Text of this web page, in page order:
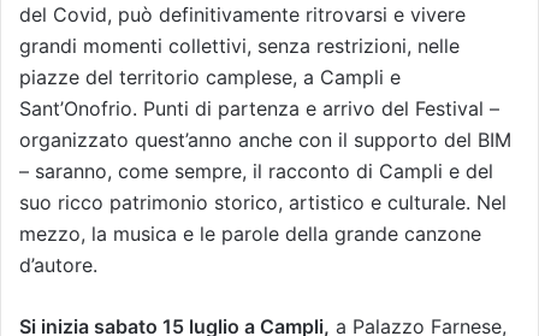
del Covid, può definitivamente ritrovarsi e vivere
grandi momenti collettivi, senza restrizioni, nelle
piazze del territorio camplese, a Campli e
Sant’Onofrio. Punti di partenza e arrivo del Festival –
organizzato quest’anno anche con il supporto del BIM
– saranno, come sempre, il racconto di Campli e del
suo ricco patrimonio storico, artistico e culturale. Nel
mezzo, la musica e le parole della grande canzone
d’autore.
Si inizia sabato 15 luglio a Campli, a Palazzo Farnese,